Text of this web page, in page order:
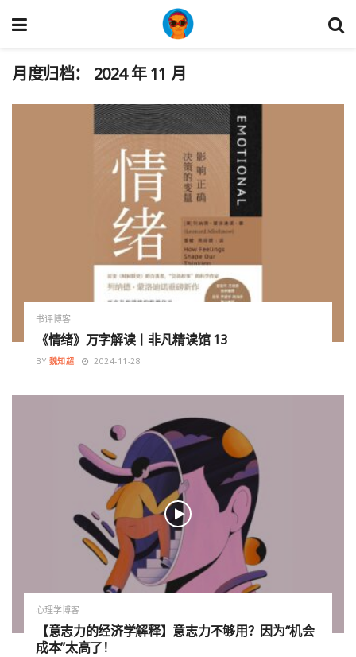
月度归档： 2024 年 11 月
书评博客
《情绪》万字解读丨非凡精读馆 13
BY 魏知超 2024-11-28
心理学博客
【意志力的经济学解释】意志力不够用？因为“机会
成本”太高了！